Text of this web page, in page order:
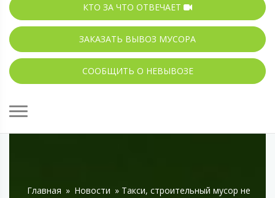
КТО ЗА ЧТО ОТВЕЧАЕТ
ЗАКАЗАТЬ ВЫВОЗ МУСОРА
СООБЩИТЬ О НЕВЫВОЗЕ
Главная » Новости » Такси, строительный мусор не